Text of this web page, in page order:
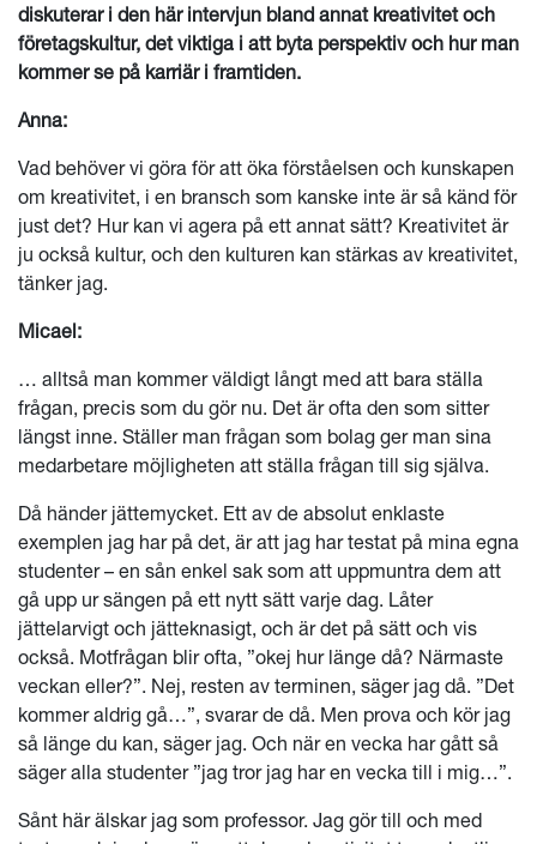
diskuterar i den här intervjun bland annat kreativitet och
företagskultur, det viktiga i att byta perspektiv och hur man
kommer se på karriär i framtiden.
Anna:
Vad behöver vi göra för att öka förståelsen och kunskapen
om kreativitet, i en bransch som kanske inte är så känd för
just det? Hur kan vi agera på ett annat sätt? Kreativitet är
ju också kultur, och den kulturen kan stärkas av kreativitet,
tänker jag.
Micael:
… alltså man kommer väldigt långt med att bara ställa
frågan, precis som du gör nu. Det är ofta den som sitter
längst inne. Ställer man frågan som bolag ger man sina
medarbetare möjligheten att ställa frågan till sig själva.
Då händer jättemycket. Ett av de absolut enklaste
exemplen jag har på det, är att jag har testat på mina egna
studenter – en sån enkel sak som att uppmuntra dem att
gå upp ur sängen på ett nytt sätt varje dag. Låter
jättelarvigt och jätteknasigt, och är det på sätt och vis
också. Motfrågan blir ofta, ”okej hur länge då? Närmaste
veckan eller?”. Nej, resten av terminen, säger jag då. ”Det
kommer aldrig gå…”, svarar de då. Men prova och kör jag
så länge du kan, säger jag. Och när en vecka har gått så
säger alla studenter ”jag tror jag har en vecka till i mig…”.
Sånt här älskar jag som professor. Jag gör till och med